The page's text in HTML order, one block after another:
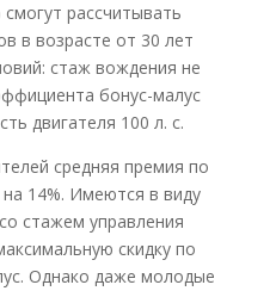
рассчитывать
в возрасте от 30 лет
стаж вождения не
бонус-малус
двигателя 100 л. с.
средняя премия по
14%. Имеются в виду
стажем управления
скидку по
Однако даже молодые